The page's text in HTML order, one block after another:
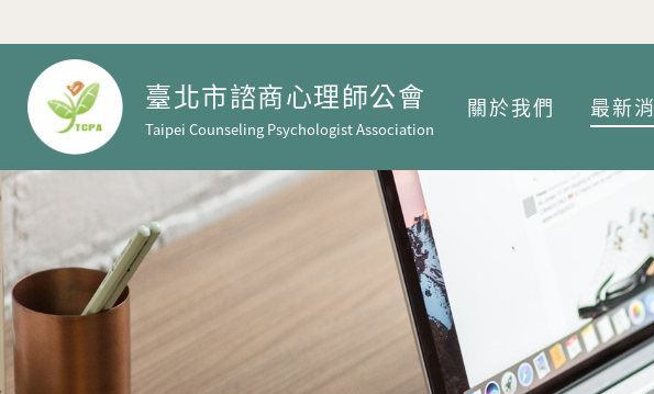
臺北市諮商心理師公會
Taipei Counseling Psychologist Association
關於我們 最新